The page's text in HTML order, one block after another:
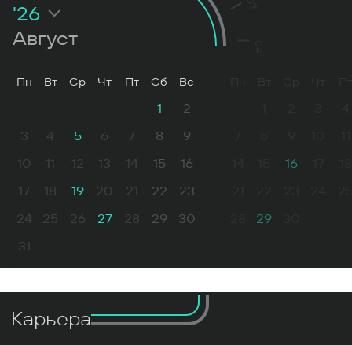
Август
'26
Пн Вт Ср Чт Пт Сб Вс
1
2
3
4 5 6 7 8
9
10
11 12 13 14 15
16
17
18 19 20 21 22
23
24
25 26 27 28 29
30
31
16
29
Карьера